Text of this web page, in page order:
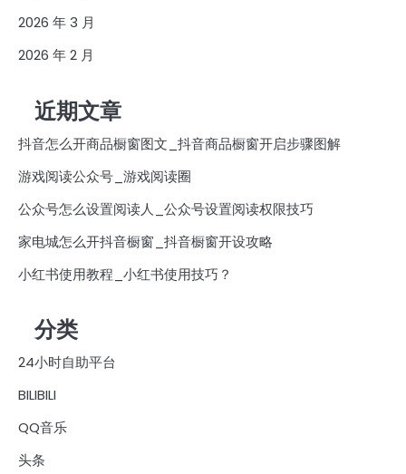
2026 年 3 月
2026 年 2 月
近期文章
抖音怎么开商品橱窗图文_抖音商品橱窗开启步骤图解
游戏阅读公众号_游戏阅读圈
公众号怎么设置阅读人_公众号设置阅读权限技巧
家电城怎么开抖音橱窗_抖音橱窗开设攻略
小红书使用教程_小红书使用技巧？
分类
24小时自助平台
BILIBILI
QQ音乐
头条